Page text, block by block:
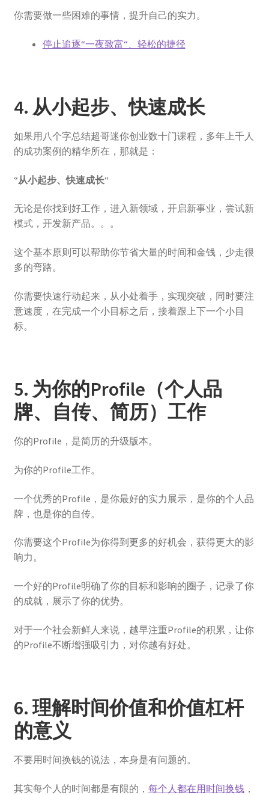
你需要做一些困难的事情，提升自己的实力。
停止追逐“一夜致富“、轻松的捷径​
4. 从小起步、快速成长
如果用八个字总结超哥迷你创业数十门课程，多年上千人
的成功案例的精华所在，那就是：
“从小起步、快速成长“
无论是你找到好工作，进入新领域，开启新事业，尝试新
模式，开发新产品。。。
这个基本原则可以帮助你节省大量的时间和金钱，少走很
多的弯路。
你需要快速行动起来，从小处着手，实现突破，同时要注
意速度，在完成一个小目标之后，接着跟上下一个小目
标。
5. 为你的Profile（个人品
牌、自传、简历）工作
你的Profile，是简历的升级版本。
为你的Profile工作。
一个优秀的Profile，是你最好的实力展示，是你的个人品
牌，也是你的自传。
你需要这个Profile为你得到更多的好机会，获得更大的影
响力。
一个好的Profile明确了你的目标和影响的圈子，记录了你
的成就，展示了你的优势。
对于一个社会新鲜人来说，越早注重Profile的积累，让你
的Profile不断增强吸引力，对你越有好处。
6. 理解时间价值和价值杠杆
的意义
不要用时间换钱的说法，本身是有问题的。
其实每个人的时间都是有限的， 每个人都在用时间换钱，